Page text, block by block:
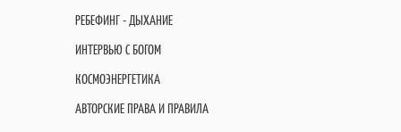
РЕБЕФИНГ - ДЫХАНИЕ
ИНТЕРВЬЮ С БОГОМ
КОСМОЭНЕРГЕТИКА
АВТОРСКИЕ ПРАВА И ПРАВИЛА